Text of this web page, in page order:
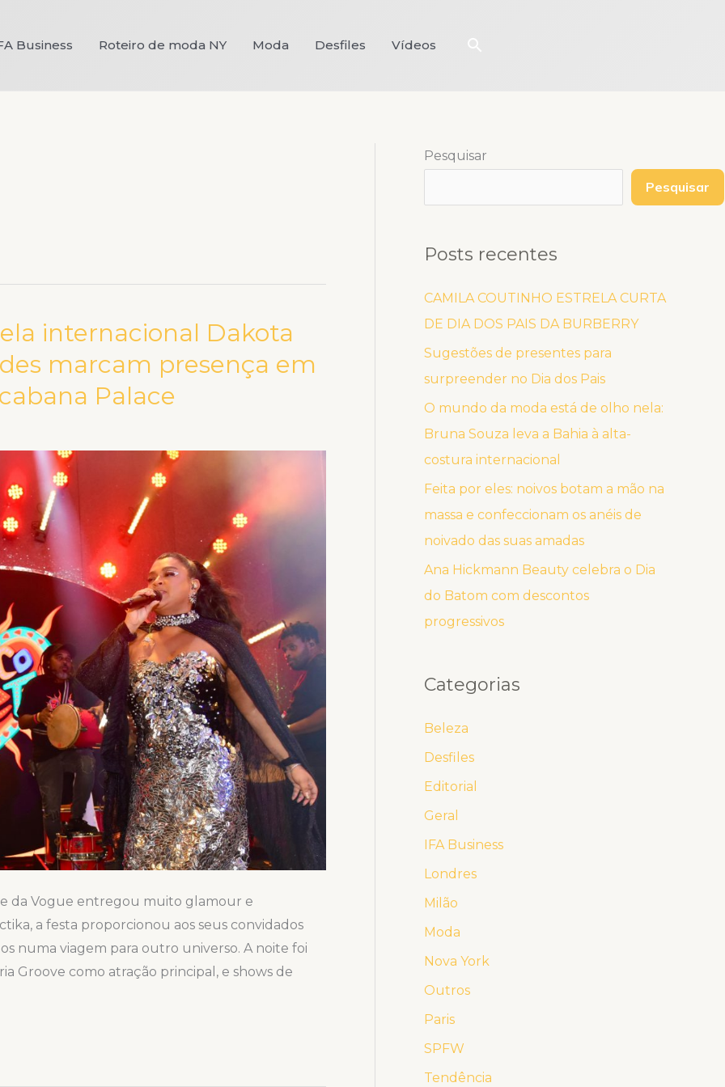
Business Roteiro de moda NY Moda Desfiles Vídeos Pesquisar
internacional Dakota
marcam presença em
Palace
da Vogue entregou muito glamour e
a festa proporcionou aos seus convidados
numa viagem para outro universo. A noite foi
Groove como atração principal, e shows de
Pesquisar
Pesquisar
Posts recentes
CAMILA COUTINHO ESTRELA CURTA
DE DIA DOS PAIS DA BURBERRY
Sugestões de presentes para
surpreender no Dia dos Pais
O mundo da moda está de olho nela:
Bruna Souza leva a Bahia à alta-
costura internacional
Feita por eles: noivos botam a mão na
massa e confeccionam os anéis de
noivado das suas amadas
Ana Hickmann Beauty celebra o Dia
do Batom com descontos
progressivos
Categorias
Beleza
Desfiles
Editorial
Geral
IFA Business
Londres
Milão
Moda
Nova York
Outros
Paris
SPFW
Tendência